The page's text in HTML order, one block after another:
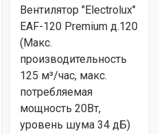
Вентилятор "Electrolux"
EAF-120 Premium д.120
(Макс.
производительность
125 м³/час, макс.
потребляемая
мощность 20Вт,
уровень шума 34 дБ)